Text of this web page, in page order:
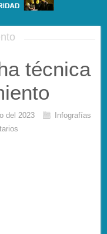
técnica
del 2023
Infografías